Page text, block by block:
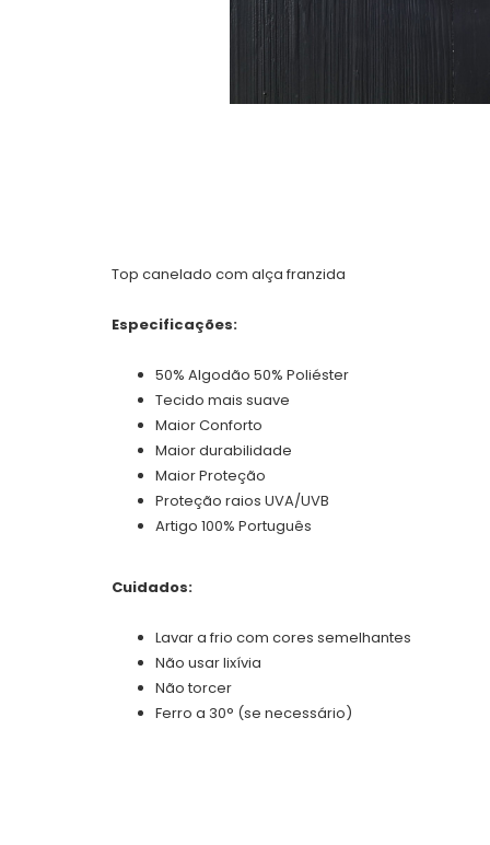
Top canelado com alça franzida
Especificações:
50% Algodão 50% Poliéster
Tecido mais suave
Maior Conforto
Maior durabilidade
Maior Proteção
Proteção raios UVA/UVB
Artigo 100% Português
Cuidados:
Lavar a frio com cores semelhantes
Não usar lixívia
Não torcer
Ferro a 30° (se necessário)